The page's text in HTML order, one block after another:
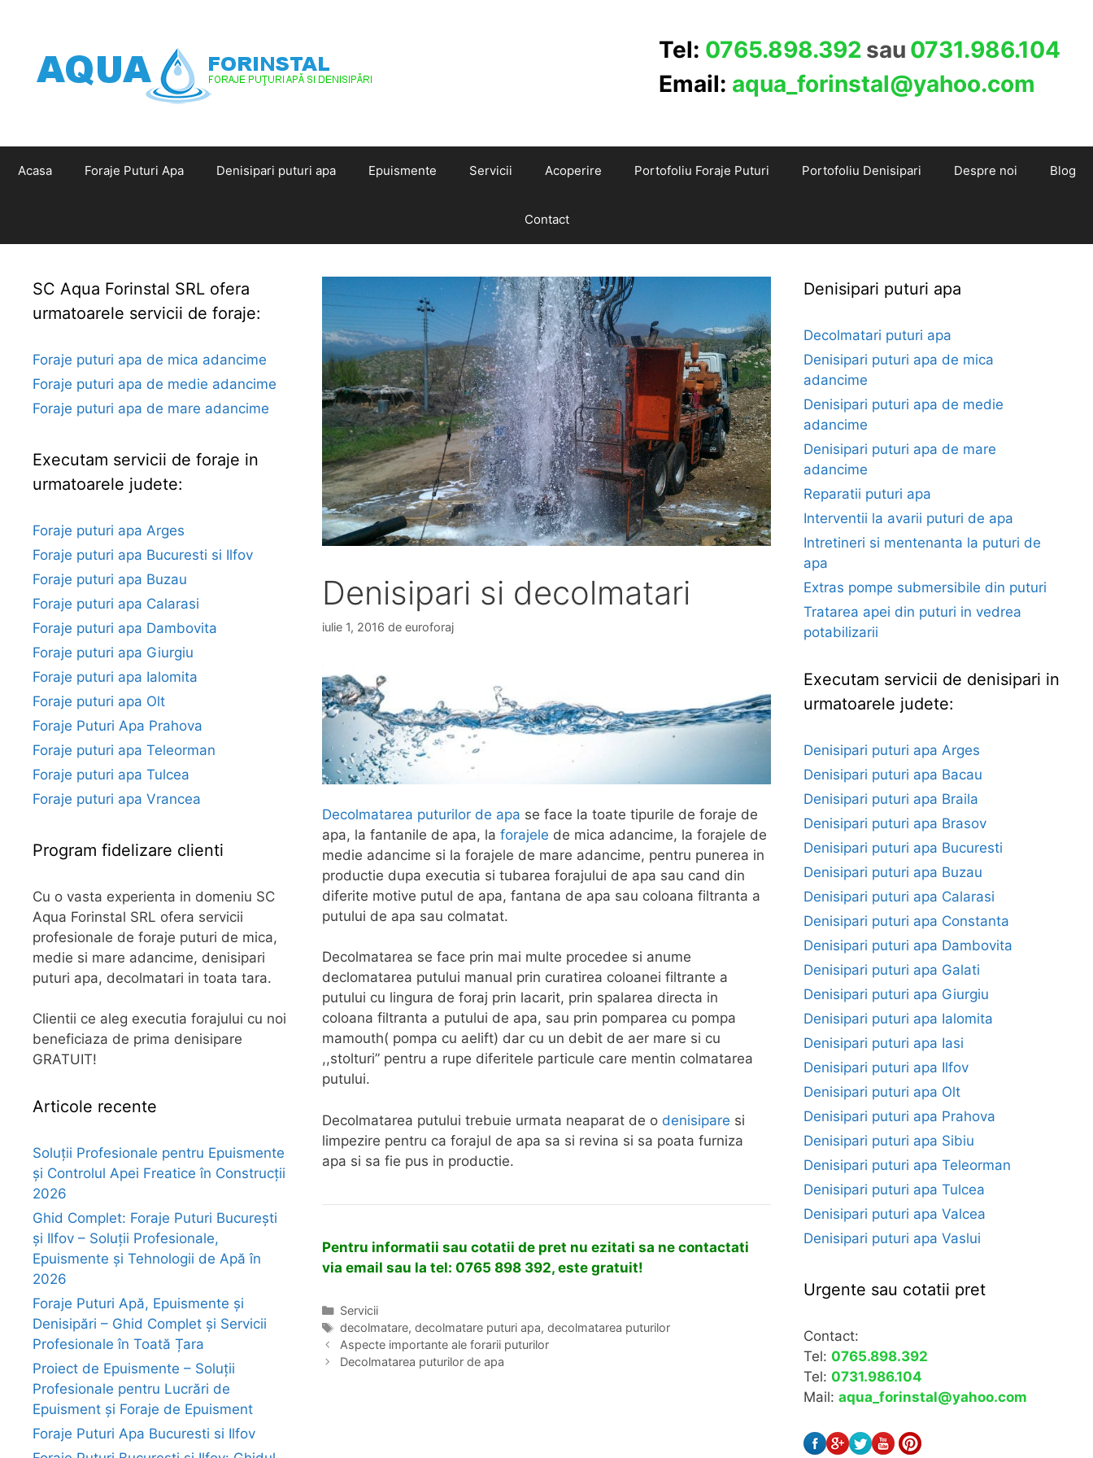
Tel: 0765.898.392 sau 0731.986.104
Email: aqua_forinstal@yahoo.com
Acasa Foraje Puturi Apa Denisipari puturi apa Epuismente Servicii Acoperire Portofoliu Foraje Puturi Portofoliu Denisipari Despre noi Blog
Contact
Denisipari si decolmatari
iulie 1, 2016 de euroforaj
Decolmatarea puturilor de apa se face la toate tipurile de foraje de
apa, la fantanile de apa, la forajele de mica adancime, la forajele de
medie adancime si la forajele de mare adancime, pentru punerea in
productie dupa executia si tubarea forajului de apa sau cand din
diferite motive putul de apa, fantana de apa sau coloana filtranta a
putului de apa sau colmatat.
Decolmatarea se face prin mai multe procedee si anume
declomatarea putului manual prin curatirea coloanei filtrante a
putului cu lingura de foraj prin lacarit, prin spalarea directa in
coloana filtranta a putului de apa, sau prin pomparea cu pompa
mamouth( pompa cu aelift) dar cu un debit de aer mare si cu
,,stolturi” pentru a rupe diferitele particule care mentin colmatarea
putului.
Decolmatarea putului trebuie urmata neaparat de o denisipare si
limpezire pentru ca forajul de apa sa si revina si sa poata furniza
apa si sa fie pus in productie.
Pentru informatii sau cotatii de pret nu ezitati sa ne contactati
via email sau la tel: 0765 898 392, este gratuit!
Categorii
Servicii
Etichete
decolmatare, decolmatare puturi apa, decolmatarea puturilor
Aspecte importante ale forarii puturilor
Decolmatarea puturilor de apa
SC Aqua Forinstal SRL ofera
urmatoarele servicii de foraje:
Foraje puturi apa de mica adancime
Foraje puturi apa de medie adancime
Foraje puturi apa de mare adancime
Executam servicii de foraje in
urmatoarele judete:
Foraje puturi apa Arges
Foraje puturi apa Bucuresti si Ilfov
Foraje puturi apa Buzau
Foraje puturi apa Calarasi
Foraje puturi apa Dambovita
Foraje puturi apa Giurgiu
Foraje puturi apa Ialomita
Foraje puturi apa Olt
Foraje Puturi Apa Prahova
Foraje puturi apa Teleorman
Foraje puturi apa Tulcea
Foraje puturi apa Vrancea
Program fidelizare clienti
Cu o vasta experienta in domeniu SC
Aqua Forinstal SRL ofera servicii
profesionale de foraje puturi de mica,
medie si mare adancime, denisipari
puturi apa, decolmatari in toata tara.
Clientii ce aleg executia forajului cu noi
beneficiaza de prima denisipare
GRATUIT!
Articole recente
Soluții Profesionale pentru Epuismente
și Controlul Apei Freatice în Construcții
2026
Ghid Complet: Foraje Puturi București
și Ilfov – Soluții Profesionale,
Epuismente și Tehnologii de Apă în
2026
Foraje Puturi Apă, Epuismente și
Denisipări – Ghid Complet și Servicii
Profesionale în Toată Țara
Proiect de Epuismente – Soluții
Profesionale pentru Lucrări de
Epuisment și Foraje de Epuisment
Foraje Puturi Apa Bucuresti si Ilfov
Denisipari puturi apa
Decolmatari puturi apa
Denisipari puturi apa de mica
adancime
Denisipari puturi apa de medie
adancime
Denisipari puturi apa de mare
adancime
Reparatii puturi apa
Interventii la avarii puturi de apa
Intretineri si mentenanta la puturi de
apa
Extras pompe submersibile din puturi
Tratarea apei din puturi in vedrea
potabilizarii
Executam servicii de denisipari in
urmatoarele judete:
Denisipari puturi apa Arges
Denisipari puturi apa Bacau
Denisipari puturi apa Braila
Denisipari puturi apa Brasov
Denisipari puturi apa Bucuresti
Denisipari puturi apa Buzau
Denisipari puturi apa Calarasi
Denisipari puturi apa Constanta
Denisipari puturi apa Dambovita
Denisipari puturi apa Galati
Denisipari puturi apa Giurgiu
Denisipari puturi apa Ialomita
Denisipari puturi apa Iasi
Denisipari puturi apa Ilfov
Denisipari puturi apa Olt
Denisipari puturi apa Prahova
Denisipari puturi apa Sibiu
Denisipari puturi apa Teleorman
Denisipari puturi apa Tulcea
Denisipari puturi apa Valcea
Denisipari puturi apa Vaslui
Urgente sau cotatii pret
Contact:
Tel: 0765.898.392
Tel: 0731.986.104
Mail: aqua_forinstal@yahoo.com